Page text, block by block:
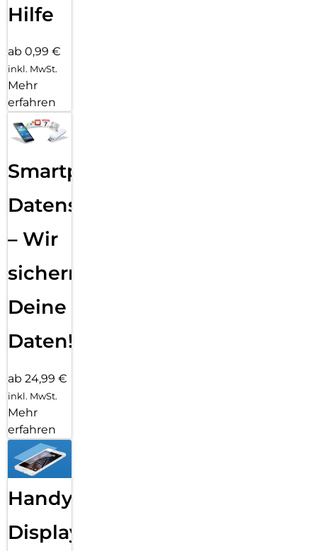
Hilfe
ab 0,99 €
inkl. MwSt.
Mehr
erfahren
Smartphone
Datensicherung
– Wir
sichern
Deine
Daten!
ab 24,99 €
inkl. MwSt.
Mehr
erfahren
Handy
Displayfolie